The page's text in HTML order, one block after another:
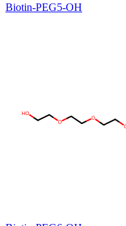
Biotin-PEG5-OH